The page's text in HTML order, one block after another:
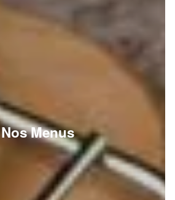
Nos Menus